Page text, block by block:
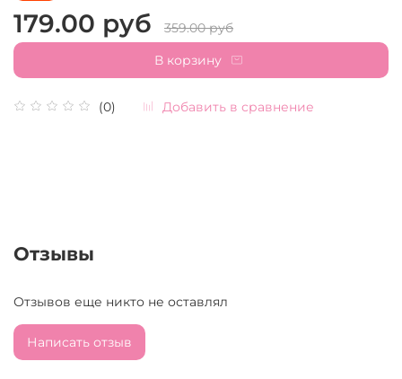
(0) Добавить в сравнение
179.00 руб
359.00 руб
В корзину
Отзывы
Отзывов еще никто не оставлял
Написать отзыв